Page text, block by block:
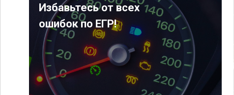
Избавьтесь от всех
ошибок по ЕГР!